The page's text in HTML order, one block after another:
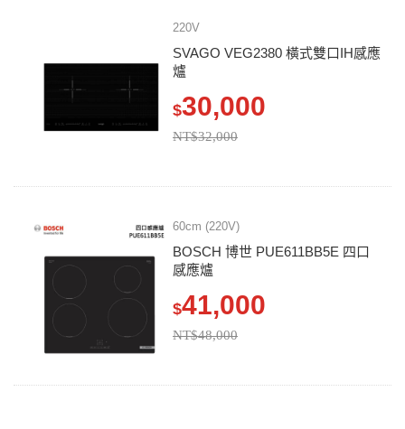
220V
SVAGO VEG2380 橫式雙口IH感應
爐
$30,000
NT$32,000
60cm (220V)
BOSCH 博世 PUE611BB5E 四口
感應爐
$41,000
NT$48,000